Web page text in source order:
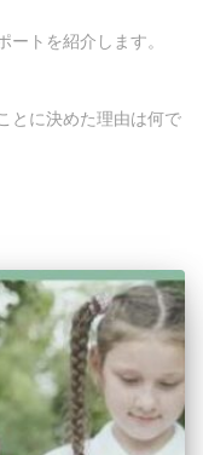
トを紹介します。
とに決めた理由は何で